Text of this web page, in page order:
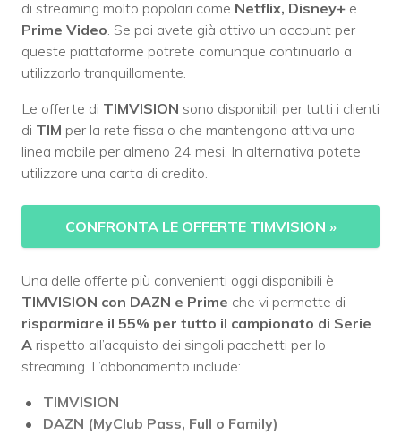
di streaming molto popolari come Netflix, Disney+ e
Prime Video. Se poi avete già attivo un account per
queste piattaforme potrete comunque continuarlo a
utilizzarlo tranquillamente.
Le offerte di TIMVISION sono disponibili per tutti i clienti
di TIM per la rete fissa o che mantengono attiva una
linea mobile per almeno 24 mesi. In alternativa potete
utilizzare una carta di credito.
CONFRONTA LE OFFERTE TIMVISION »
Una delle offerte più convenienti oggi disponibili è
TIMVISION con DAZN e Prime che vi permette di
risparmiare il 55% per tutto il campionato di Serie
A rispetto all’acquisto dei singoli pacchetti per lo
streaming. L’abbonamento include:
TIMVISION
DAZN (MyClub Pass, Full o Family)